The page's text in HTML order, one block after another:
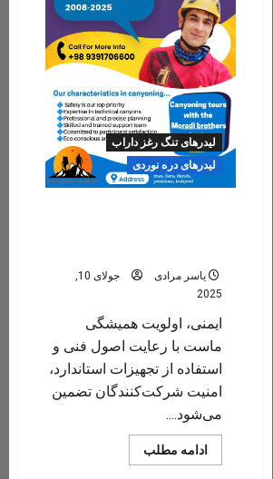
تورهای
دره‌نوردی
تنگ
رغز
داراب
در
شهریور
سال
۱۴۰۴
لیدرهای تنگ رغز داراب
لیدرهای دره نوردی
یاسر مرادی
جولای 10,
2025
ایمنی، اولویت همیشگی
ماست با رعایت اصول فنی و
استفاده از تجهیزات استاندارد،
امنیت شرکت‌کنندگان تضمین
می‌شود....
ادامه مطلب
more